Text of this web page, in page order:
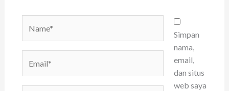
Simpan
nama,
email,
dan situs
web saya